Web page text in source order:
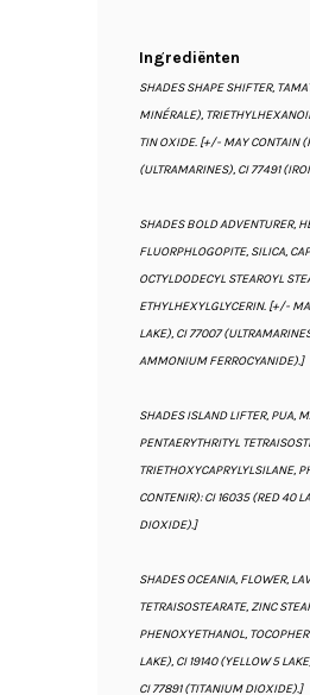
Ingrediënten
SHADES SHAPE SHIFTER,
MINÉRALE),
TIN OXIDE. [+/- MAY CONTAIN
(ULTRAMARINES), CI 77491
SHADES BOLD ADVENTURER,
FLUORPHLOGOPITE, SILICA,
OCTYLDODECYL STEAROYL
ETHYLHEXYLGLYCERIN. [+/-
LAKE), CI 77007
AMMONIUM FERROCYANIDE).]
SHADES ISLAND LIFTER, PUA,
PENTAERYTHRITYL
TRIETHOXYCAPRYLYLSILANE,
CONTENIR): CI 16035 (RED 40
DIOXIDE).]
SHADES OCEANIA, FLOWER,
TETRAISOSTEARATE, ZINC
PHENOXYETHANOL,
LAKE), CI 19140 (YELLOW 5
CI 77891 (TITANIUM DIOXIDE).]